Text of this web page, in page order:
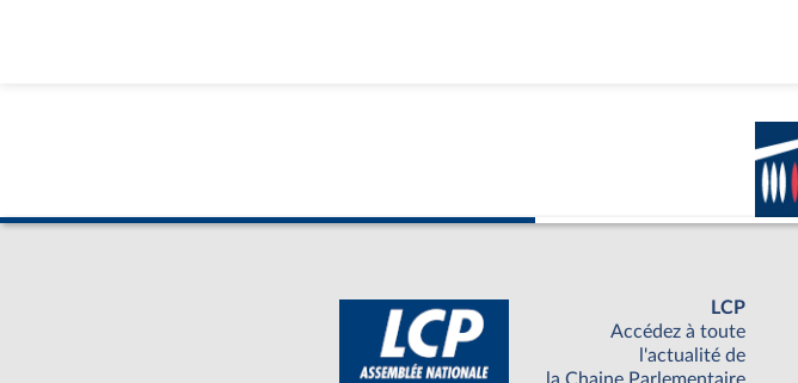
LCP
Accédez à toute
l'actualité de